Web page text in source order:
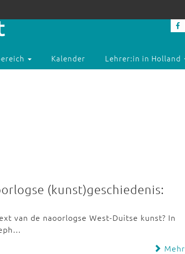
Kalender Lehrer:in in Holland
(kunst)geschiedenis:
van de naoorlogse West-Duitse kunst? In
Mehr